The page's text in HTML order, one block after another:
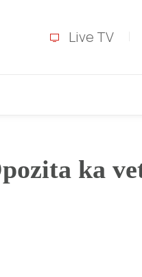
Live TV
ka